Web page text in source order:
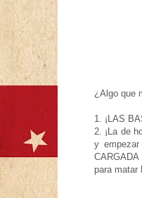
¿Algo que
1. ¡LAS
2. ¡La de
y
para matar